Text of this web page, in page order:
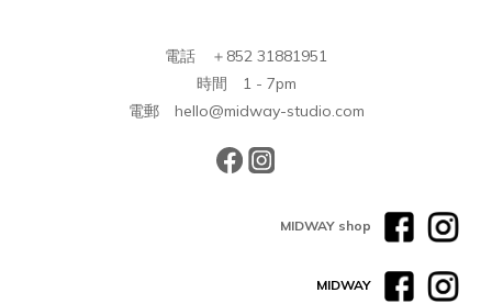
電話 ＋852 31881951
時間 1 - 7pm
電郵 hello@midway-studio.com
MIDWAY shop
MIDWAY